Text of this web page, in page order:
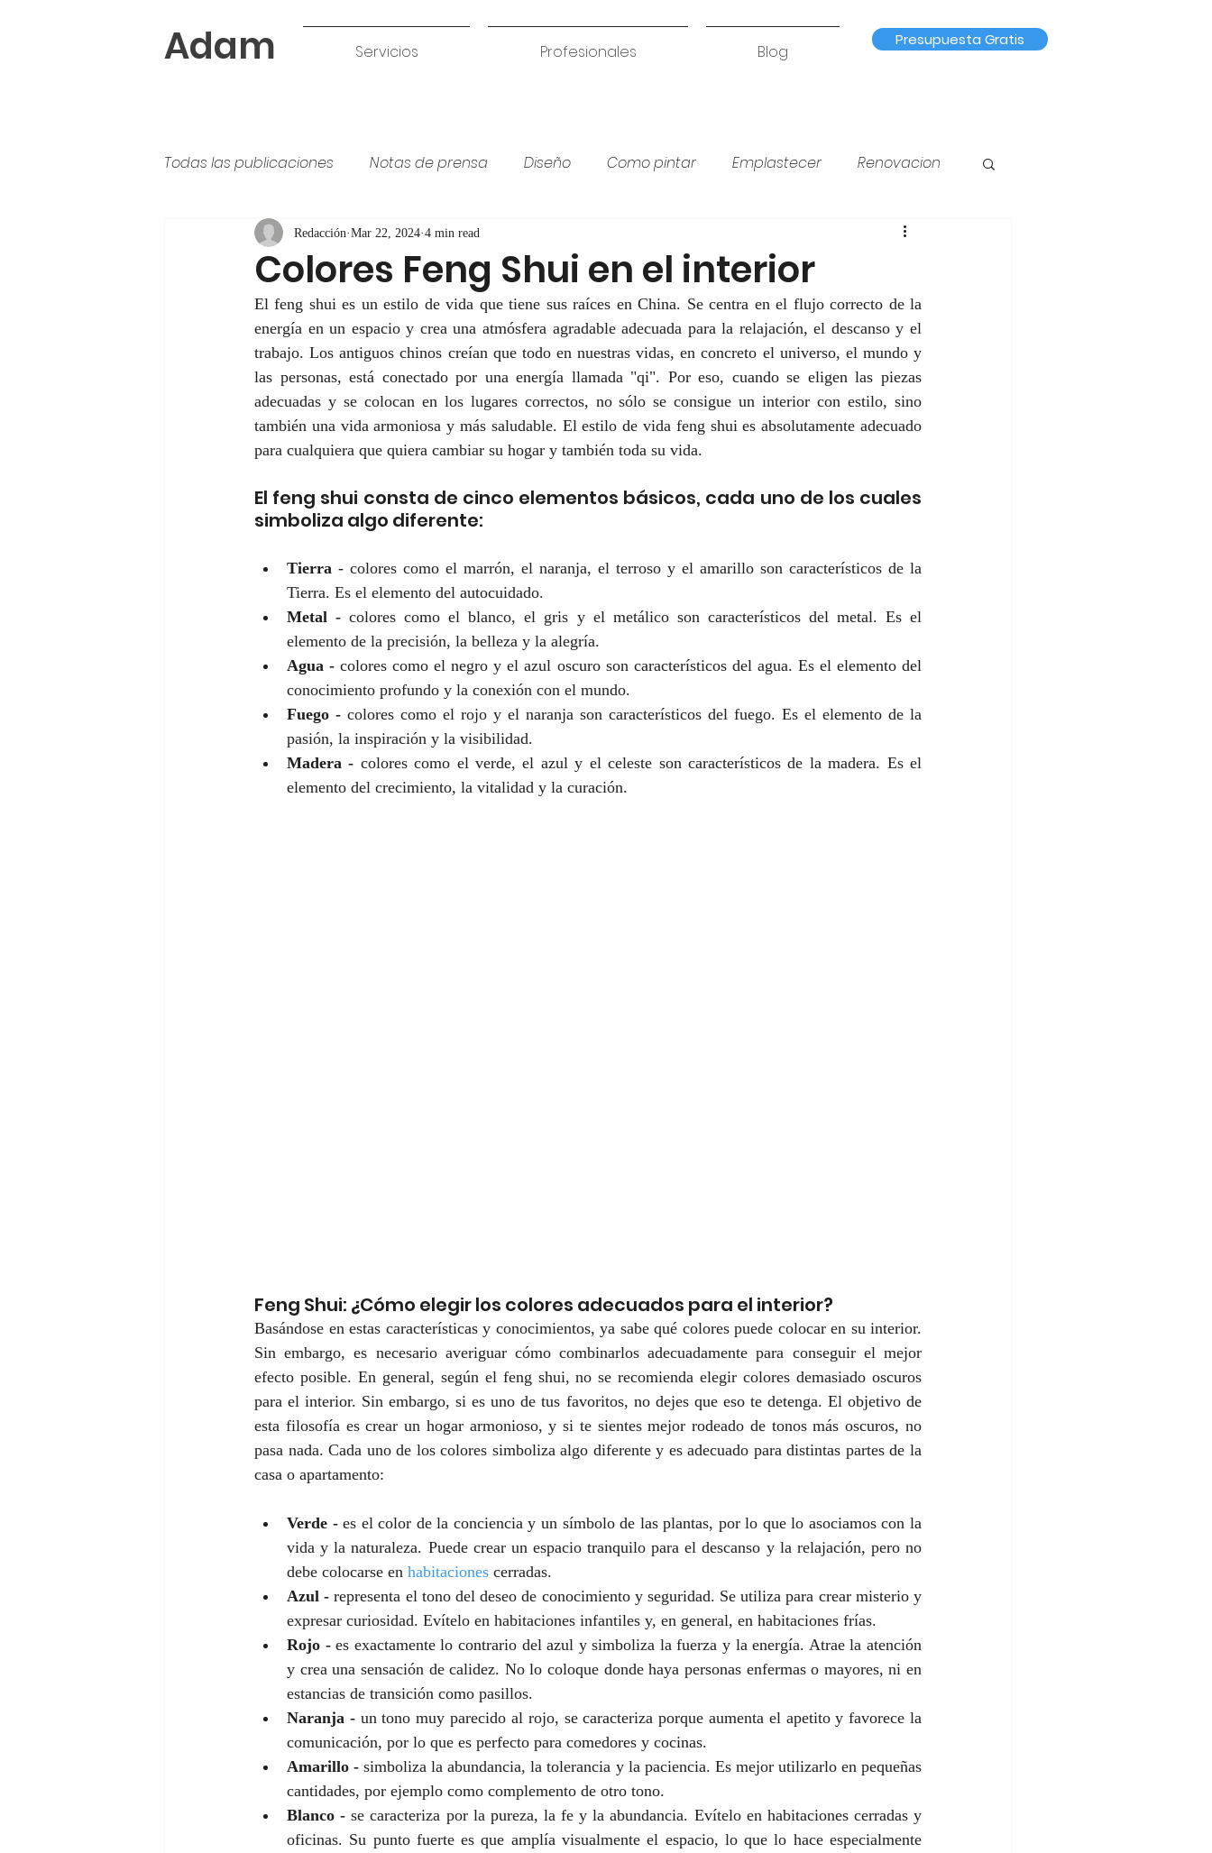
Adam Servicios Profesionales Blog
Presupuesta Gratis
Todas las publicaciones Notas de prensa Diseño Como pintar Emplastecer Renovacion
Tipos de pintura colores Colores para habitación Iluminación
Colores Feng Shui en el interior
Redacción Mar 22, 2024 4 min read
El feng shui es un estilo de vida que tiene sus raíces en China. Se centra en el flujo correcto de la
energía en un espacio y crea una atmósfera agradable adecuada para la relajación, el descanso y el
trabajo. Los antiguos chinos creían que todo en nuestras vidas, en concreto el universo, el mundo y
las personas, está conectado por una energía llamada "qi". Por eso, cuando se eligen las piezas
adecuadas y se colocan en los lugares correctos, no sólo se consigue un interior con estilo, sino
también una vida armoniosa y más saludable. El estilo de vida feng shui es absolutamente adecuado
para cualquiera que quiera cambiar su hogar y también toda su vida.
El feng shui consta de cinco elementos básicos, cada uno de los cuales
simboliza algo diferente:
Tierra - colores como el marrón, el naranja, el terroso y el amarillo son característicos de la
Tierra. Es el elemento del autocuidado.
Metal - colores como el blanco, el gris y el metálico son característicos del metal. Es el
elemento de la precisión, la belleza y la alegría.
Agua - colores como el negro y el azul oscuro son característicos del agua. Es el elemento del
conocimiento profundo y la conexión con el mundo.
Fuego - colores como el rojo y el naranja son característicos del fuego. Es el elemento de la
pasión, la inspiración y la visibilidad.
Madera - colores como el verde, el azul y el celeste son característicos de la madera. Es el
elemento del crecimiento, la vitalidad y la curación.
Feng Shui: ¿Cómo elegir los colores adecuados para el interior?
Basándose en estas características y conocimientos, ya sabe qué colores puede colocar en su interior.
Sin embargo, es necesario averiguar cómo combinarlos adecuadamente para conseguir el mejor
efecto posible. En general, según el feng shui, no se recomienda elegir colores demasiado oscuros
para el interior. Sin embargo, si es uno de tus favoritos, no dejes que eso te detenga. El objetivo de
esta filosofía es crear un hogar armonioso, y si te sientes mejor rodeado de tonos más oscuros, no
pasa nada. Cada uno de los colores simboliza algo diferente y es adecuado para distintas partes de la
casa o apartamento:
Verde - es el color de la conciencia y un símbolo de las plantas, por lo que lo asociamos con la
vida y la naturaleza. Puede crear un espacio tranquilo para el descanso y la relajación, pero no
debe colocarse en habitaciones cerradas.
Azul - representa el tono del deseo de conocimiento y seguridad. Se utiliza para crear misterio y
expresar curiosidad. Evítelo en habitaciones infantiles y, en general, en habitaciones frías.
Rojo - es exactamente lo contrario del azul y simboliza la fuerza y la energía. Atrae la atención
y crea una sensación de calidez. No lo coloque donde haya personas enfermas o mayores, ni en
estancias de transición como pasillos.
Naranja - un tono muy parecido al rojo, se caracteriza porque aumenta el apetito y favorece la
comunicación, por lo que es perfecto para comedores y cocinas.
Amarillo - simboliza la abundancia, la tolerancia y la paciencia. Es mejor utilizarlo en pequeñas
cantidades, por ejemplo como complemento de otro tono.
Blanco - se caracteriza por la pureza, la fe y la abundancia. Evítelo en habitaciones cerradas y
oficinas. Su punto fuerte es que amplía visualmente el espacio, lo que lo hace especialmente